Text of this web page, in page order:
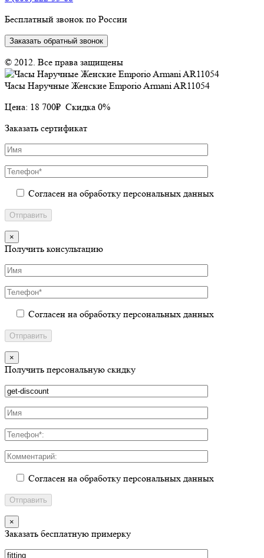
Бесплатный звонок по России
Заказать обратный звонок
© 2012. Все права защищены
Часы Наручные Женские Emporio Armani AR11054
Цена: 18 700₽ Скидка 0%
Заказать сертификат
Согласен на обработку персональных данных
×
Получить консультацию
Согласен на обработку персональных данных
×
Получить персональную скидку
Согласен на обработку персональных данных
×
Заказать бесплатную примерку